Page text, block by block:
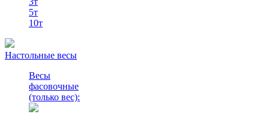
5т
10т
Настольные весы
Весы
фасовочные
(только вес):